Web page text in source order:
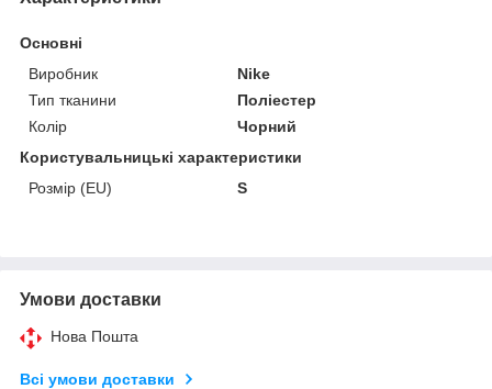
Основні
Виробник
Nike
Тип тканини
Поліестер
Колір
Чорний
Користувальницькі характеристики
Розмір (EU)
S
Умови доставки
Нова Пошта
Всі умови доставки